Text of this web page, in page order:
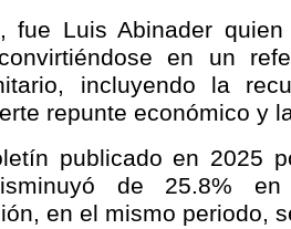
fue Luis Abinader
en un
incluyendo la
repunte económico y
publicado en 2025
de 25.8%
en el mismo periodo,